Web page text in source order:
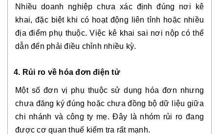
Nhiều doanh nghiệp chưa xác định đúng nơi kê
khai, đặc biệt khi có hoạt động liên tỉnh hoặc nhiều
địa điểm phụ thuộc. Việc kê khai sai nơi nộp có thể
dẫn đến phải điều chỉnh nhiều kỳ.
4. Rủi ro về hóa đơn điện tử
Một số đơn vị phụ thuộc sử dụng hóa đơn nhưng
chưa đăng ký đúng hoặc chưa đồng bộ dữ liệu giữa
chi nhánh và công ty mẹ. Đây là nhóm rủi ro đang
được cơ quan thuế kiểm tra rất mạnh.